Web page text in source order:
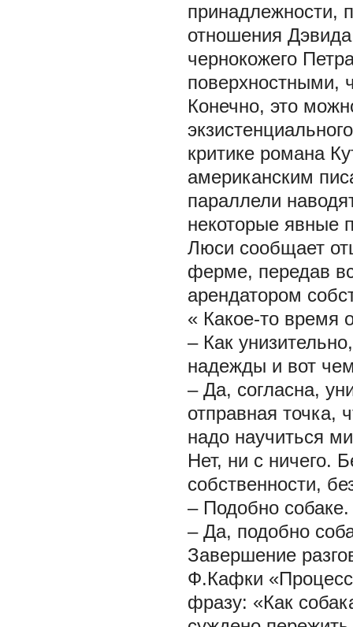
принадлежности,
отношения
чернокожего
поверхностными,
Конечно, это
критике романа
американским
параллели
некоторые явные
Люси сообщает
ферме, передав
арендатором
« Какое-то время
– Как
надежды и вот
– Да, согласна,
отправная точка,
надо научиться
Нет, ни с ничего.
собственности,
– Подобно собаке.
– Да, подобно
Завершение
Ф.Кафки
фразу: «Как